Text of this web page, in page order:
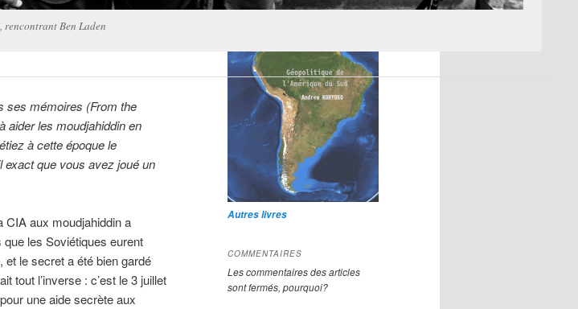
rencontrant Ben Laden
ses mémoires (From the
aider les moudjahiddin en
à cette époque le
exact que vous avez joué un
CIA aux moudjahiddin a
les Soviétiques eurent
et le secret a été bien gardé
tout l’inverse : c’est le 3 juillet
une aide secrète aux
NOTRE LIVRE DU JOUR
Autres livres
COMMENTAIRES
Les commentaires des articles
sont fermés, pourquoi?